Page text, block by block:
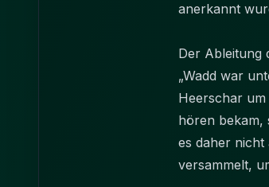
anerkannt
Der
„Wadd war
Heerschar um
hören bekam,
es daher
versammelt,